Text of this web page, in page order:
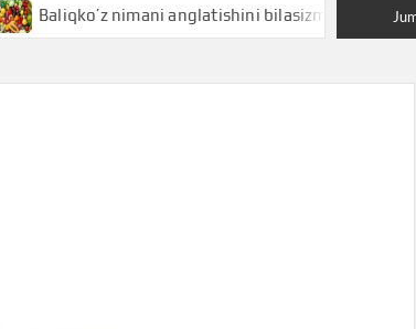
nimani anglatishini bilasizmi Baliq